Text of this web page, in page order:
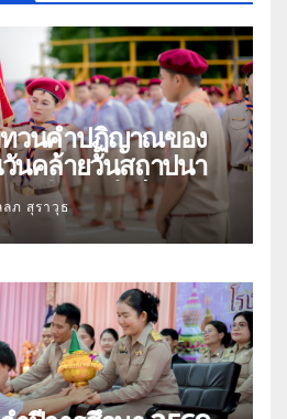
วนคำปฏิญาณของ
วันคล้ายวันสถาปนา
ชาติ ประจำปี 2569
ลภ สุราวุธ